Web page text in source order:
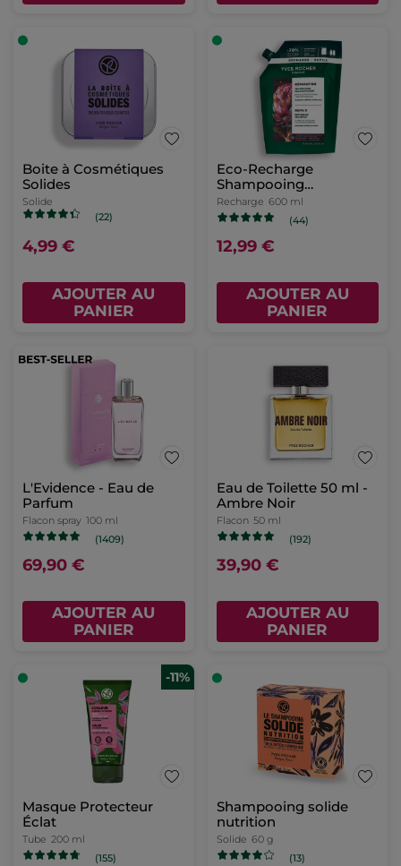
Boite à Cosmétiques
Solides
Solide
(22)
4,99 €
AJOUTER AU
PANIER
Eco-Recharge
Shampooing
Reconstituant
Recharge 600 ml
(44)
12,99 €
AJOUTER AU
PANIER
L'Evidence - Eau de
Parfum
Flacon spray 100 ml
(1409)
69,90 €
AJOUTER AU
PANIER
Eau de Toilette 50 ml -
Ambre Noir
Flacon 50 ml
(192)
39,90 €
AJOUTER AU
PANIER
-11%
Masque Protecteur
Éclat
Tube 200 ml
(155)
Shampooing solide
nutrition
Solide 60 g
(13)